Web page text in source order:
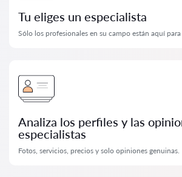
Tu eliges un especialista
Sólo los profesionales en su campo están aquí para
Analiza los perfiles y las
especialistas
Fotos, servicios, precios y solo opiniones genuinas.